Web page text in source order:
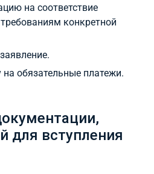
на соответствие
конкретной
обязательные платежи.
для вступления